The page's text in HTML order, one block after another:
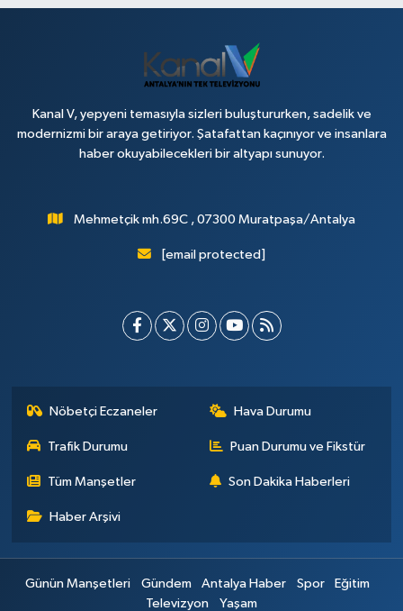
Kanal V, yepyeni temasıyla sizleri buluştururken, sadelik ve
modernizmi bir araya getiriyor. Şatafattan kaçınıyor ve insanlara
haber okuyabilecekleri bir altyapı sunuyor.
Mehmetçik mh.69C , 07300 Muratpaşa/Antalya
[email protected]
Nöbetçi Eczaneler Hava Durumu
Trafik Durumu Puan Durumu ve Fikstür
Tüm Manşetler Son Dakika Haberleri
Haber Arşivi
Günün Manşetleri Gündem Antalya Haber Spor
Eğitim
Televizyon
Yaşam